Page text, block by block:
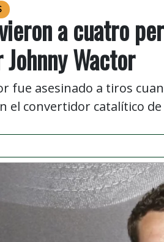
a cuatro
Wactor
fue asesinado a tiros
el convertidor catalítico